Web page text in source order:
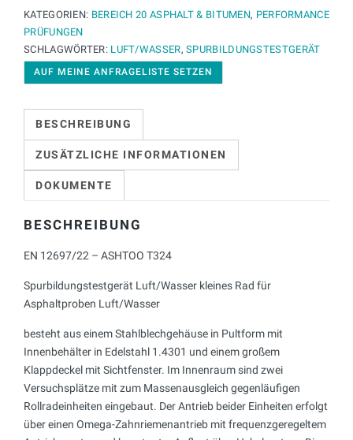
KATEGORIEN: BEREICH 20 ASPHALT & BITUMEN, PERFORMANCE
PRÜFUNGEN
SCHLAGWÖRTER: LUFT/WASSER,SPURBILDUNGSTESTGERÄT
AUF MEINE ANFRAGELISTE SETZEN
BESCHREIBUNG
ZUSÄTZLICHE INFORMATIONEN
DOKUMENTE
BESCHREIBUNG
EN 12697/22 – ASHTOO T324
Spurbildungstestgerät Luft/Wasser kleines Rad für
Asphaltproben Luft/Wasser
besteht aus einem Stahlblechgehäuse in Pultform mit
Innenbehälter in Edelstahl 1.4301 und einem großem
Klappdeckel mit Sichtfenster. Im Innenraum sind zwei
Versuchsplätze mit zum Massenausgleich gegenläufigen
Rollradeinheiten eingebaut. Der Antrieb beider Einheiten erfolgt
über einen Omega-Zahnriemenantrieb mit frequenzgeregeltem